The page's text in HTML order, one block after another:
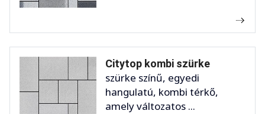
Citytop kombi szürke
szürke színű, egyedi
hangulatú, kombi térkő,
amely változatos ...